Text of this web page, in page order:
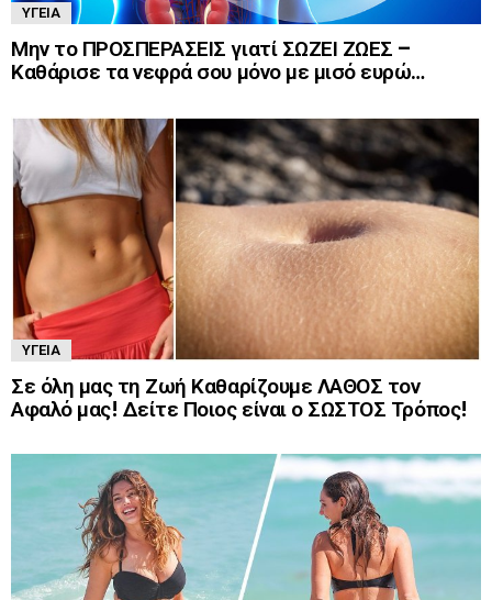
ΥΓΕΊΑ
Μην το ΠΡΟΣΠΕΡΑΣΕΙΣ γιατί ΣΩΖΕΙ ΖΩΕΣ –
Καθάρισε τα νεφρά σου μόνο με μισό ευρώ…
ΥΓΕΊΑ
Σε όλη μας τη Ζωή Καθαρίζουμε ΛΑΘΟΣ τον
Αφαλό μας! Δείτε Ποιος είναι ο ΣΩΣΤΟΣ Τρόπος!